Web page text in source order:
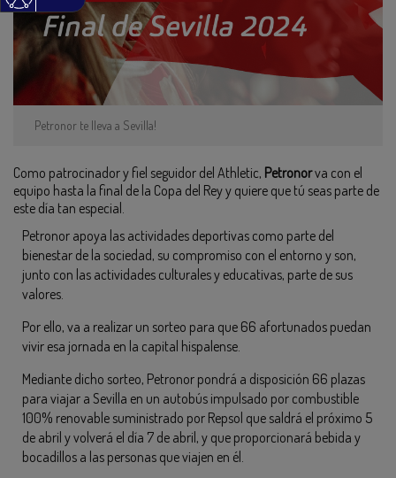
Petronor te lleva a Sevilla!
Como patrocinador y fiel seguidor del Athletic, Petronorva con el
equipo hasta la final de la Copa del Rey y quiere que tú seas parte de
este día tan especial.
Petronor apoya las actividades deportivas como parte del
bienestar de la sociedad, su compromiso con el entorno y son,
junto con las actividades culturales y educativas, parte de sus
valores.
Por ello, va a realizar un sorteo para que 66 afortunados puedan
vivir esa jornada en la capital hispalense.
Mediante dicho sorteo, Petronor pondrá a disposición 66 plazas
para viajar a Sevilla en un autobús impulsado por combustible
100% renovable suministrado por Repsol que saldrá el próximo 5
de abril y volverá el día 7 de abril, y que proporcionará bebida y
bocadillos a las personas que viajen en él.